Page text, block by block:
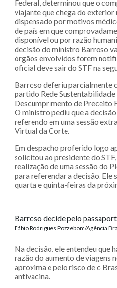
Federal, determinou que o
viajante que chega do exterior
dispensado por motivos
de país em que
disponível ou por razão
decisão do ministro Barroso
órgãos envolvidos forem
oficial deve sair do STF na
Barroso deferiu parcialmente
partido Rede Sustentabilidade
Descumprimento de Preceito
O ministro pediu que a
referendo em uma sessão
Virtual da Corte.
Em despacho proferido logo
solicitou ao presidente do
realização de uma sessão do
para referendar a decisão. Ele
quarta e quinta-feiras da
Barroso decide pelo
Fábio Rodrigues Pozzebom/Agência
Na decisão, ele entendeu que
razão do aumento de viagens
aproxima e pelo risco de o
antivacina.